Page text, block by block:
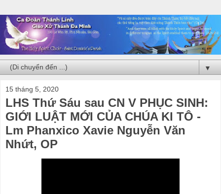
▼
15 tháng 5, 2020
LHS Thứ Sáu sau CN V PHỤC SINH:
GIỚI LUẬT MỚI CỦA CHÚA KI TÔ -
Lm Phanxico Xavie Nguyễn Văn
Nhứt, OP